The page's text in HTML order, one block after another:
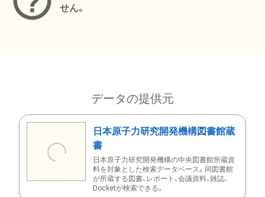
せん。
データの提供元
日本原子力研究開発機構図書館蔵
書
日本原子力研究開発機構の中央図書館所蔵資
料を対象とした検索データベース。同図書館
が所蔵する図書、レポート、会議資料、雑誌、
Docketが検索できる。